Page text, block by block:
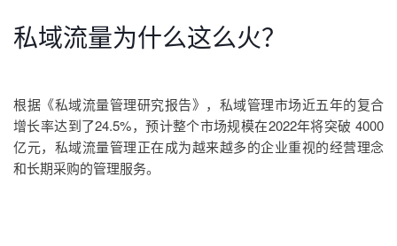
私域流量为什么这么火？
根据《私域流量管理研究报告》，私域管理市场近五年的复合
增长率达到了24.5%，预计整个市场规模在2022年将突破 4000
亿元，私域流量管理正在成为越来越多的企业重视的经营理念
和长期采购的管理服务。